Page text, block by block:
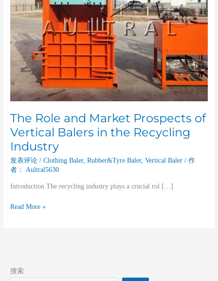
The Role and Market Prospects of
Vertical Balers in the Recycling
Industry
发表评论 /Clothing Baler,Rubber&Tyre Baler,Vertical Baler / 作
者：
Aultral5630
Introduction The recycling industry plays a crucial rol […]
the
Recycling
Read More »
搜索